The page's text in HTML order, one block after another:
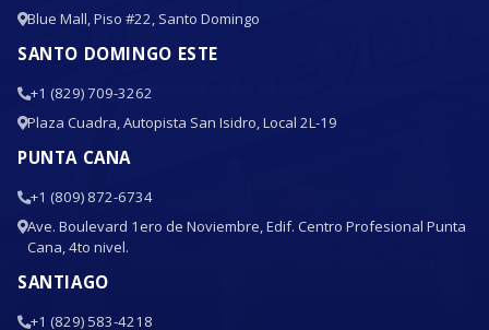
Blue Mall, Piso #22, Santo Domingo
SANTO DOMINGO ESTE
+1 (829) 709-3262
Plaza Cuadra, Autopista San Isidro, Local 2L-19
PUNTA CANA
+1 (809) 872-6734
Ave. Boulevard 1ero de Noviembre, Edif. Centro Profesional Punta
Cana, 4to nivel.
SANTIAGO
+1 (829) 583-4218